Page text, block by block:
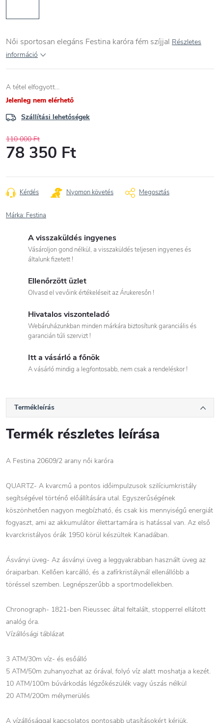
Női sportosan elegáns Festina karóra fém szíjjal Részletes
információ
A tétel elfogyott…
Jelenleg nem elérhető
Szállítási lehetőségek
110 000 Ft
78 350 Ft
Kérdés Nyomon követés Megosztás
Márka: Festina
A visszaküldés ingyenes
Vásároljon gond nélkül, a visszaküldés teljesen ingyenes és
általunk fizetett !
Ellenőrzött üzlet
Olvasd el vevőink értékeléseit az Árukeresőn !
Hivatalos viszonteladó
Webáruházunkban minden márkára biztosítunk garanciális és
garancián túli szervizt !
Itt a vásárló a főnök
A vásárló mindig a legfontosabb, nem csak a rendeléskor !
Termékleírás
Termék részletes leírása
A Festina 20609/2 arany női karóra
QUARTZ- A kvarcmű a pontos időimpulzusok szilíciumkristály
segítségével történő előállítására utal. Egyszerűségének
köszönhetően nagyon megbízható, és csak kis mennyiségű energiát
fogyaszt, ami az akkumulátor élettartamára is hatással van. Az első
kvarckristályos órák 1950 körül készültek Kanadában.
Ásványi üveg- Az ásványi üveg a leggyakrabban használt üveg az
óraiparban. Kellően karcálló, és a zafírkristálynál ellenállóbb a
töréssel szemben. Legnépszerűbb a sportmodellekben.
Chronograph- 1821-ben Rieussec által feltalált, stopperrel ellátott
analóg óra.
Vízállósági táblázat
3 ATM/30m víz- és esőálló
5 ATM/50m zuhanyozhat az órával, folyó víz alatt moshatja a kezét.
10 ATM/100m búvárkodás légzőkészülék vagy úszás nélkül
20 ATM/200m mélymerülés
A vízállósággal kapcsolatos pontosabb utasításokért kérjük,